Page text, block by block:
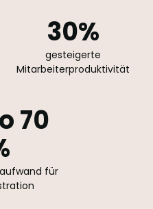
30%
gesteigerte
Mitarbeiterproduktivität
70
für